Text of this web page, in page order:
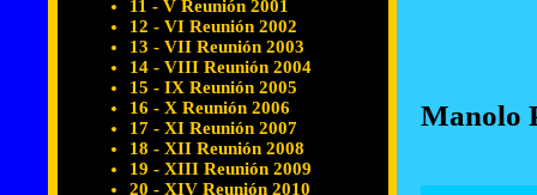
11 - V Reunión 2001
12 - VI Reunión 2002
13 - VII Reunión 2003
14 - VIII Reunión 2004
15 - IX Reunión 2005
16 - X Reunión 2006
17 - XI Reunión 2007
18 - XII Reunión 2008
19 - XIII Reunión 2009
20 - XIV Reunión 2010
Manolo